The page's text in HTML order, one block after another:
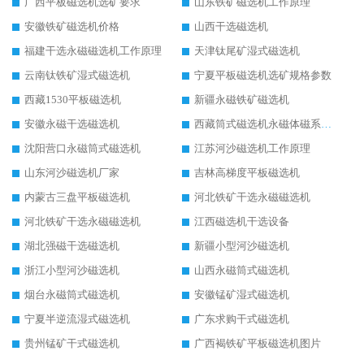
安徽铁矿磁选机价格
山西干选磁选机
福建干选永磁磁选机工作原理
天津钛尾矿湿式磁选机
云南钛铁矿湿式磁选机
宁夏平板磁选机选矿规格参数
西藏1530平板磁选机
新疆永磁铁矿磁选机
安徽永磁干选磁选机
西藏筒式磁选机永磁体磁系设计
沈阳营口永磁筒式磁选机
江苏河沙磁选机工作原理
山东河沙磁选机厂家
吉林高梯度平板磁选机
内蒙古三盘平板磁选机
河北铁矿干选永磁磁选机
河北铁矿干选永磁磁选机
江西磁选机干选设备
湖北强磁干选磁选机
新疆小型河沙磁选机
浙江小型河沙磁选机
山西永磁筒式磁选机
烟台永磁筒式磁选机
安徽锰矿湿式磁选机
宁夏半逆流湿式磁选机
广东求购干式磁选机
贵州锰矿干式磁选机
广西褐铁矿平板磁选机图片